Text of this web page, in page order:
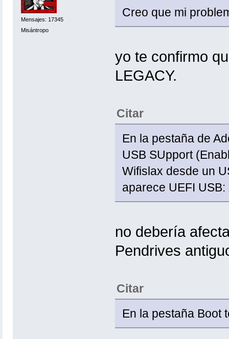
Mensajes: 17345
Misántropo
Creo que mi
yo te confirmo
LEGACY.
Citar
En la pestaña de
USB SUpport
Wifislax desde un
aparece UEFI
no debería
Pendrives
Citar
En la pestaña Boot